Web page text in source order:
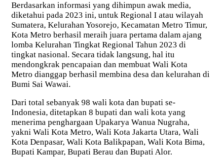
Berdasarkan informasi yang dihimpun awak media,
diketahui pada 2023 ini, untuk Regional I atau wilayah
Sumatera, Kelurahan Yosorejo, Kecamatan Metro Timur,
Kota Metro berhasil meraih juara pertama dalam ajang
lomba Kelurahan Tingkat Regional Tahun 2023 di
tingkat nasional. Secara tidak langsung, hal itu
mendongkrak pencapaian dan membuat Wali Kota
Metro dianggap berhasil membina desa dan kelurahan di
Bumi Sai Wawai.
Dari total sebanyak 98 wali kota dan bupati se-
Indonesia, ditetapkan 8 bupati dan wali kota yang
menerima penghargaan Upakarya Wanua Nugraha,
yakni Wali Kota Metro, Wali Kota Jakarta Utara, Wali
Kota Denpasar, Wali Kota Balikpapan, Wali Kota Bima,
Bupati Kampar, Bupati Berau dan Bupati Alor.